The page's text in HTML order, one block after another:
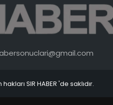
SIR HABER 'de saklıdır.